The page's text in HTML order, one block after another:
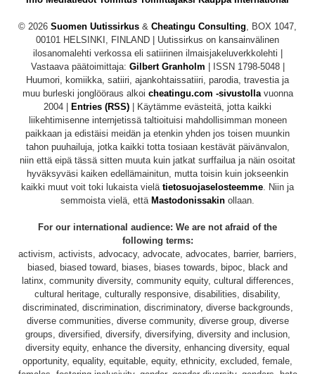
© 2026 Suomen Uutissirkus & Cheatingu Consulting , BOX 1047,
00101 HELSINKI, FINLAND | Uutissirkus on kansainvälinen
ilosanomalehti verkossa eli satiirinen ilmaisjakeluverkkolehti |
Vastaava päätoimittaja: Gilbert Granholm | ISSN 1798-5048 |
Huumori, komiikka, satiiri, ajankohtaissatiiri, parodia, travestia ja
muu burleski jonglööraus alkoi cheatingu.com -sivustollavuonna
2004 | Entries (RSS) | Käytämme evästeitä, jotta kaikki
liikehtimisenne internjetissä taltioituisi mahdollisimman moneen
paikkaan ja edistäisi meidän ja etenkin yhden jos toisen muunkin
tahon puuhailuja, jotka kaikki totta tosiaan kestävät päivänvalon,
niin että eipä tässä sitten muuta kuin jatkat surffailua ja näin osoitat
hyväksyväsi kaiken edellämainitun, mutta toisin kuin jokseenkin
kaikki muut voit toki lukaista vielä tietosuojaselosteemme . Niin ja
semmoista vielä, että Mastodonissakin ollaan.
For our international audience: We are not afraid of the
following terms:
activism, activists, advocacy, advocate, advocates, barrier, barriers,
biased, biased toward, biases, biases towards, bipoc, black and
latinx, community diversity, community equity, cultural differences,
cultural heritage, culturally responsive, disabilities, disability,
discriminated, discrimination, discriminatory, diverse backgrounds,
diverse communities, diverse community, diverse group, diverse
groups, diversified, diversify, diversifying, diversity and inclusion,
diversity equity, enhance the diversity, enhancing diversity, equal
opportunity, equality, equitable, equity, ethnicity, excluded, female,